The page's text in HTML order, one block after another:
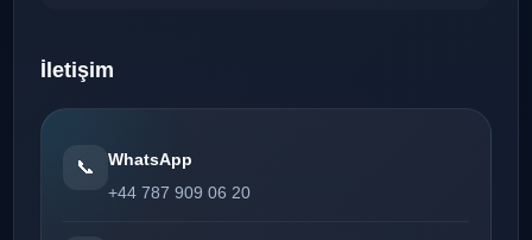
İletişim
📞
WhatsApp
+44 787 909 06 20